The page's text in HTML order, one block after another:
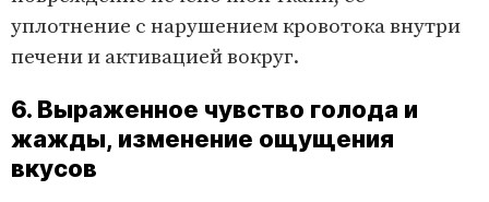
уплотнение с нарушением кровотока внутри
печени и активацией вокруг.
6. Выраженное чувство голода и
жажды, изменение ощущения
вкусов